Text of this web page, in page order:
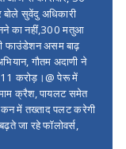
बोले सुवेंदु अधिकारी
का नहीं,300 मतुआ
फाउंडेशन असम बाढ़
गौतम अदाणी ने
करोड़।@ पेरू में
क्रैश, पायलट समेत
में तख्ताद पलट करेगी
जा रहे फॉलोवर्स,